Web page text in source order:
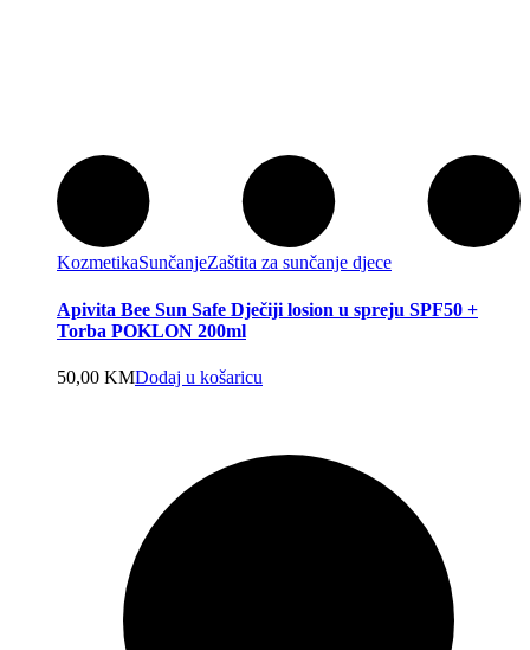
KozmetikaSunčanjeZaštita za sunčanje djece
Apivita Bee Sun Safe Dječiji losion u spreju SPF50 +
Torba POKLON 200ml
50,00 KMDodaj u košaricu